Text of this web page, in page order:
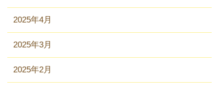
2025年4月
2025年3月
2025年2月